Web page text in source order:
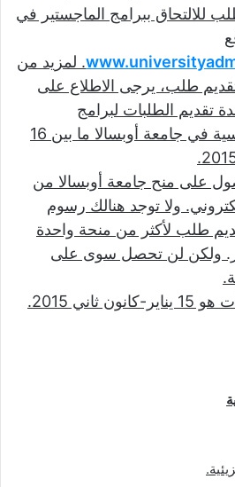
للالتحاق ببرامج الماجستير في
. لمزيد من
طلب، يرجى الاطلاع على
تقديم الطلبات لبرامج
الماجستير والمنح الدراسية في جامعة أوبسالا ما بين 16
.
على منح جامعة أوبسالا من
ولا توجد هنالك رسوم
طلب لأكثر من منحة واحدة
ولكن لن تحصل سوى على
.
2015
.
.